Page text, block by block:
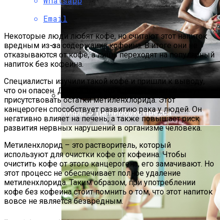
Как Готовить Ирландский Содовый
Хлеб: Классические Рецепты
Мифы О Тренировке Пресса
Email
Некоторые люди любят кофе, но считают этот напиток
вредным из-за содержания кофеина. В итоге они не
отказываются от кофе, а лишь переходят на популярный
напиток без кофеина.
Специалисты изучили такой кофе и пришли к выводу,
что он опасен. Дело в том, что в таком напитке могут
присутствовать остатки метиленхлорида. Этот
канцероген способствует развитию рака у людей. Он
негативно влияет на печень, а также повышает риск
развития нервных нарушений в организме человека.
Метиленхлорид – это растворитель, который
используют для очистки кофе от кофеина. Чтобы
очистить кофе от этого канцерогена, его замачивают. Но
этот процесс не обеспечивает полное удаление
метиленхлорида. Таким образом, при употреблении
кофе без кофеина стоит помнить о том, что этот напиток
вовсе не является безвредным.